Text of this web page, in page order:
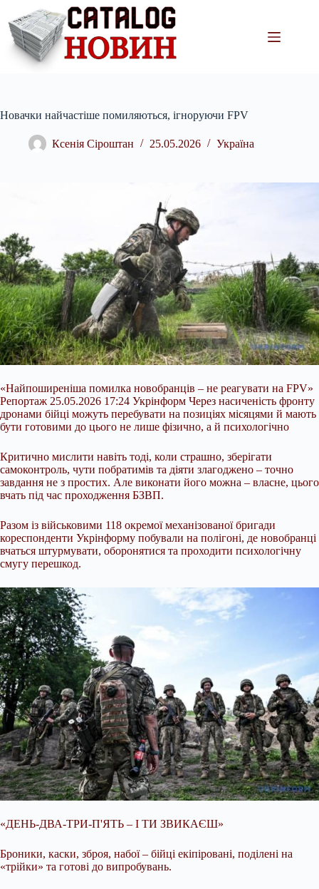
вмісту
Новачки найчастіше помиляються, ігноруючи FPV
Ксенія Сіроштан 25.05.2026 Україна
«Найпоширеніша помилка новобранців – не реагувати на FPV»
Репортаж 25.05.2026 17:24 Укрінформ Через насиченість фронту
дронами бійці можуть перебувати на позиціях місяцями й мають
бути готовими до цього не лише фізично, а й психологічно
Критично мислити навіть тоді, коли страшно, зберігати
самоконтроль, чути побратимів та діяти злагоджено – точно
завдання не з простих. Але виконати його можна – власне, цього
вчать під час проходження БЗВП.
Разом із військовими 118 окремоїмеханізованої бригади
кореспонденти Укрінформу побували на полігоні, де новобранці
вчаться штурмувати, оборонятися та проходити психологічну
смугу перешкод.
«ДЕНЬ-ДВА-ТРИ-П'ЯТЬ – І ТИ ЗВИКАЄШ»
Броники, каски, зброя, набої – бійці екіпіровані, поділені на
«трійки» та готові до випробувань.